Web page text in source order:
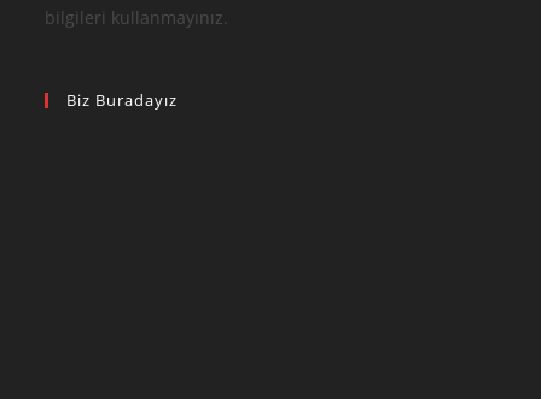
bilgileri kullanmayınız.
Biz Buradayız